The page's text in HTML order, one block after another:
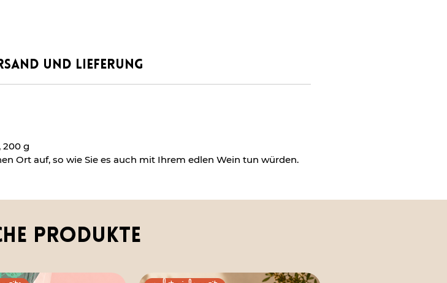
UND LIEFERUNG
200 g
Ort auf, so wie Sie es auch mit Ihrem edlen Wein tun würden.
Produkte